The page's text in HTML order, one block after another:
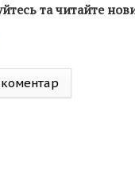
та читайте